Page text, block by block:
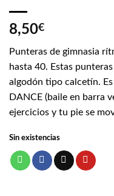
8,50€
Punteras de gimnasia
hasta 40. Estas
algodón tipo calcetín.
DANCE (baile en barra
ejercicios y tu pie se
Sin existencias